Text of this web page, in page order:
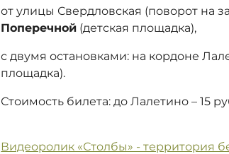
от улицы Свердловская (поворот на
Поперечной (детская площадка),
с двумя остановками: на кордоне
площадка).
Стоимость билета: до Лалетино – 15
Видеоролик «Столбы» - территория